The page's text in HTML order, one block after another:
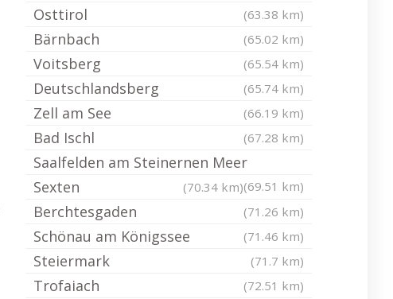
Osttirol (63.38 km)
Bärnbach (65.02 km)
Voitsberg (65.54 km)
Deutschlandsberg (65.74 km)
Zell am See (66.19 km)
Bad Ischl (67.28 km)
Saalfelden am Steinernen Meer
(69.51 km)
Sexten (70.34 km)
Berchtesgaden (71.26 km)
Schönau am Königssee (71.46 km)
Steiermark (71.7 km)
Trofaiach (72.51 km)